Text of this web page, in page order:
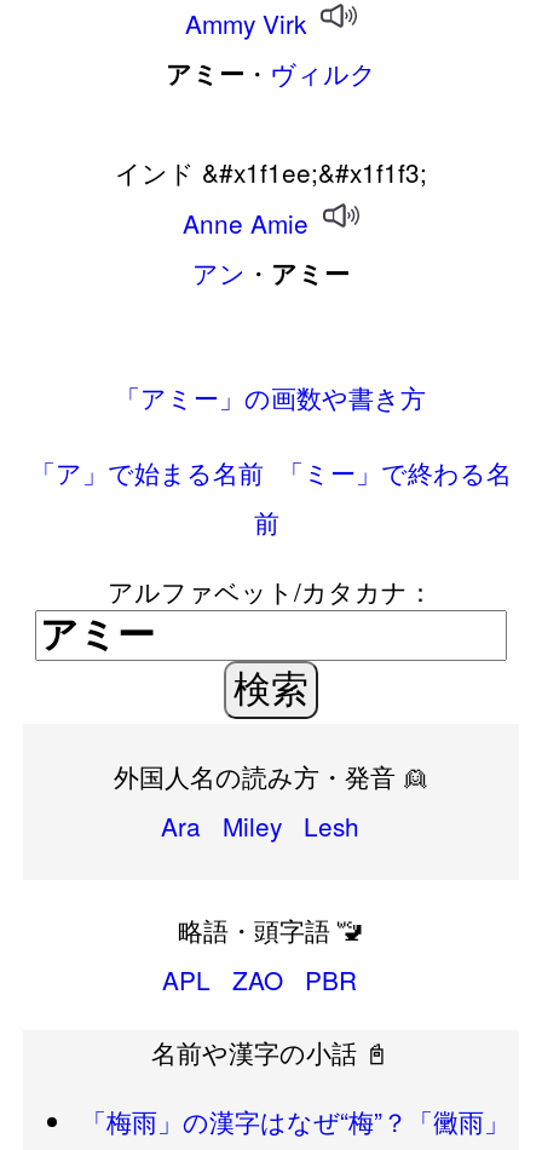
Ammy Virk
アミー ・ ヴィルク
インド &#x1f1ee;&#x1f1f3;
Anne Amie
アン ・ アミー
「アミー」の画数や書き方
「ア」で始まる名前
「ミー」で終わる名
前
アルファベット/カタカナ：
外国人名の読み方・発音 👱
Ara
Miley Lesh
略語・頭字語 🚾
APL
ZAO
PBR
名前や漢字の小話 📓
「梅雨」の漢字はなぜ“梅”？「黴雨」